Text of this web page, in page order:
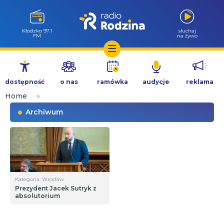
Przejdź
treści
Kłodzko 97.1
FM
słuchaj
na żywo
dostępność o nas ramówka audycje reklama
Home
»
Archiwum
Kategoria: Wrocław
Prezydent Jacek Sutryk z
absolutorium